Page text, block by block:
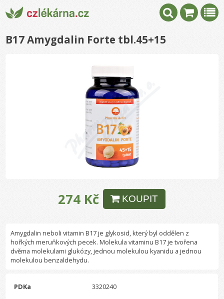
B17 Amygdalin Forte tbl.45+15
274 Kč KOUPIT
Amygdalin neboli vitamin B17 je glykosid, který byl oddělen z
hořkých meruňkových pecek. Molekula vitaminu B17 je tvořena
dvěma molekulami glukózy, jednou molekulou kyanidu a jednou
molekulou benzaldehydu.
PDKa
3320240